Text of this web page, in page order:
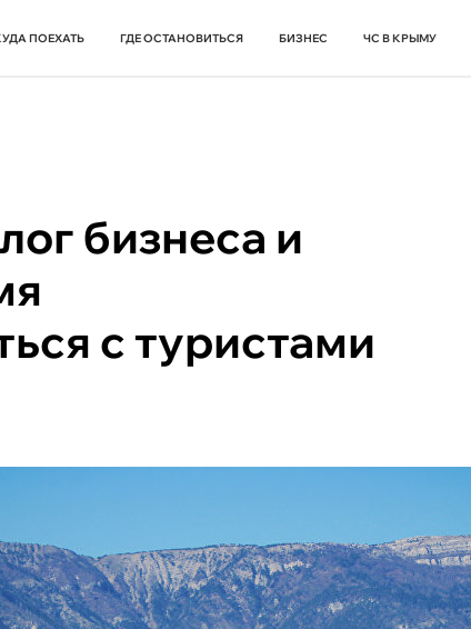
ПОЕХАТЬ ГДЕ ОСТАНОВИТЬСЯ БИЗНЕС ЧС В КРЫМУ
бизнеса и
с туристами